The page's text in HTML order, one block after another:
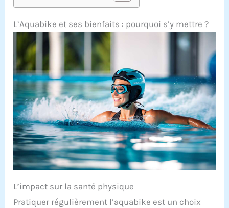
L’Aquabike et ses bienfaits : pourquoi s’y mettre ?
L’impact sur la santé physique
Pratiquer régulièrement l’aquabike est un choix